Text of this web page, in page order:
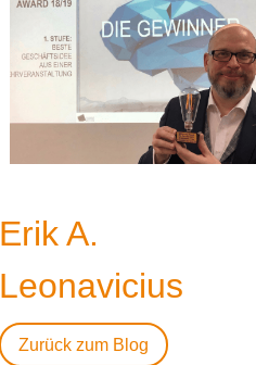
Erik A.
Leonavicius
Zurück zum Blog